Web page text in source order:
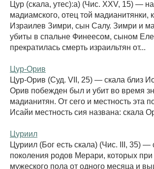
Цур (скала, утес):а) (Чис. XXV, 15) —
мадиамского, отец той мадианитянки,
Израилев Зимри, сын Салу. Зимри и
убиты в спальне Финеесом, сыном
прекратилась смерть израильтян от...
Цур-Орив
Цур-Орив (Суд. VII, 25) — скала близ
Орив побежден был и убит во время
мадианитян. От сего и местность эта
Исайи местность сия названа: скала
Цуриил
Цуриил (Бог есть скала) (Чис. III, 35)
поколения родов Мерари, которых
мужеского пола от одного месяца и